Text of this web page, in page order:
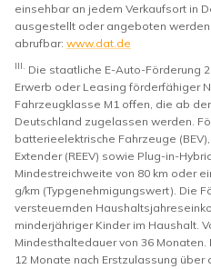
einsehbar an jedem Verkaufsort in
ausgestellt oder angeboten
abrufbar: www.dat.de
III. Die staatliche E-Auto-Förderung
Erwerb oder Leasing förderfähiger
Fahrzeugklasse M1 offen, die ab
Deutschland zugelassen werden.
batterieelektrische Fahrzeuge
Extender (REEV) sowie Plug-in-
Mindestreichweite von 80 km oder
g/km (Typgenehmigungswert). Die
versteuernden
minderjähriger Kinder im Haushalt.
Mindesthaltedauer von 36
12 Monate nach Erstzulassung